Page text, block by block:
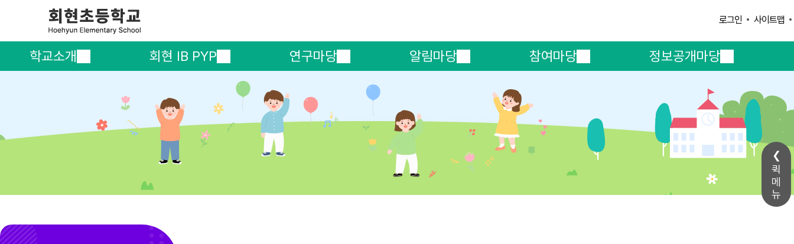
퀵
메
뉴
로그인 사이트맵
학교소개 회현 IB PYP 연구마당 알림마당 참여마당 정보공개마당